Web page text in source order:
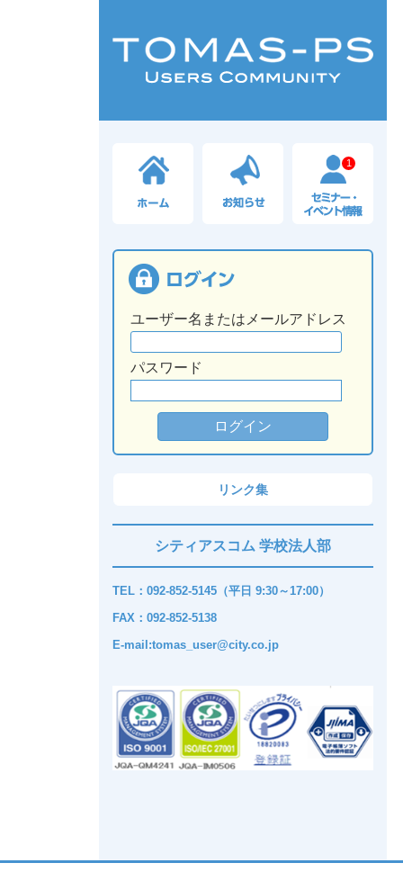
1
ユーザー名またはメールアドレス
パスワード
リンク集
シティアスコム 学校法人部
TEL：092-852-5145（平日 9:30～17:00）
FAX：092-852-5138
E-mail:tomas_user@city.co.jp